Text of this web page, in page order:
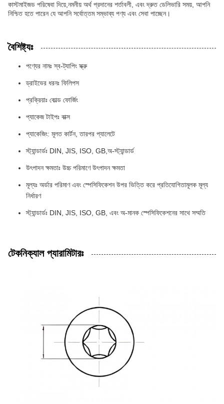
কাস্টমাইজড পরিষেবা দিয়ে,নমনীয় অর্থ প্রদানের শর্তাবলী, এবং দ্রুত ডেলিভারি সময়, আপনি
নিশ্চিত হতে পারেন যে আপনি সর্বোত্তম সম্ভাব্য পণ্য এবং সেবা পাচ্ছেন।
বৈশিষ্ট্যঃ
পণ্যের নামঃ স্ব-ট্যাপিং স্ক্রু
ড্রাইভের ধরনঃ ফিলিপস
প্রক্রিয়াঃ কোল্ড ফোর্জিং
প্যাকেজ টাইপঃ বাক্স
প্যাকেজিং: মূলত কার্টন, তারপর প্যালেটে
স্ট্যান্ডার্ডঃ DIN, JIS, ISO, GB,অ-স্ট্যান্ডার্ড
উৎপাদন ক্ষমতাঃ উচ্চ পরিমাণে উৎপাদন ক্ষমতা
মূল্যঃ অর্ডার পরিমাণ এবং স্পেসিফিকেশন উপর ভিত্তি করে প্রতিযোগিতামূলক মূল্য
নির্ধারণ
স্ট্যান্ডার্ডঃ DIN, JIS, ISO, GB, এবং অ-মানক স্পেসিফিকেশনের সাথে সম্মতি
টেকনিক্যাল প্যারামিটারঃ